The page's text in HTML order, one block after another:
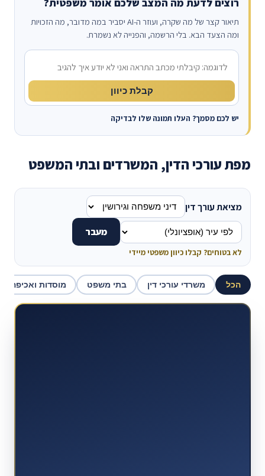
רוצים לדעת מה המצב שלכם אומר משפטית?
תיאור קצר של מה שקרה, ועוזר ה-AI יסביר במה מדובר, מה הזכויות
ומה הצעד הבא. בלי הרשמה, והפנייה לא נשמרת.
מה קרה?
קבלת כיוון
יש לכם מסמך? העלו תמונה שלו לבדיקה
מפת עורכי הדין, המשרדים ובתי המשפט
מציאת עורך דין
מעבר
לא בטוחים? קבלו כיוון משפטי מיידי
הכל משרדי עורכי דין בתי משפט מוסדות ואכיפה